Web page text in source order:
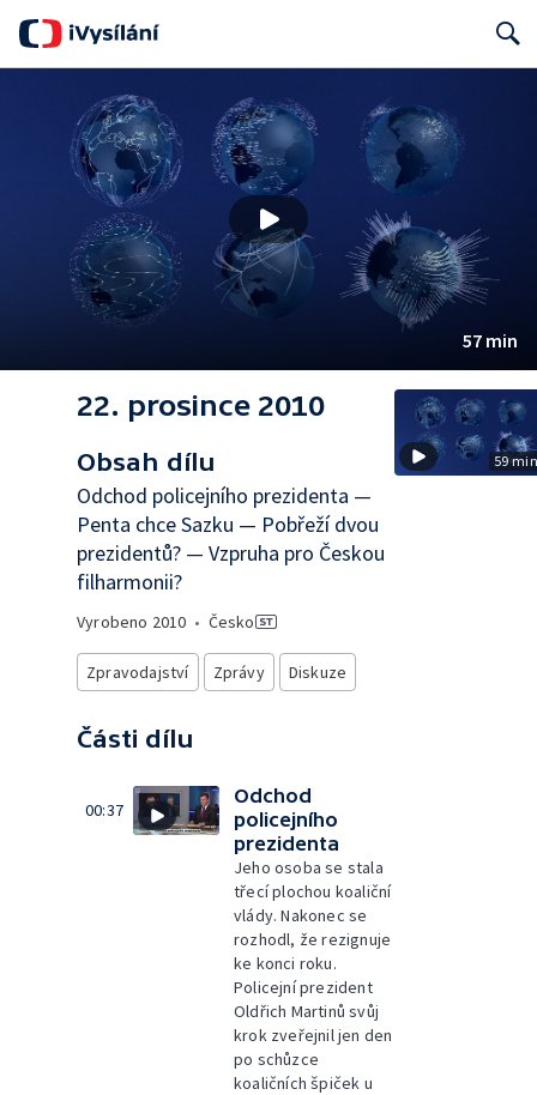
57 min
22. prosince 2010
Obsah dílu
Odchod policejního prezidenta —
Penta chce Sazku — Pobřeží dvou
prezidentů? — Vzpruha pro Českou
filharmonii?
Vyrobeno 2010 • Česko
Zpravodajství Zprávy Diskuze
Části dílu
00:37
Odchod
policejního
prezidenta
Jeho osoba se stala
třecí plochou koaliční
vlády. Nakonec se
rozhodl, že rezignuje
ke konci roku.
Policejní prezident
Oldřich Martinů svůj
krok zveřejnil jen den
po schůzce
koaličních špiček u
59